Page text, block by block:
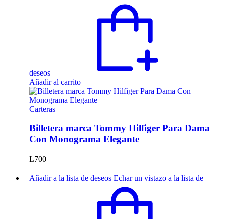
deseos
Añadir al carrito
Carteras
Billetera marca Tommy Hilfiger Para Dama
Con Monograma Elegante
L700
Añadir a la lista de deseos Echar un vistazo a la lista de